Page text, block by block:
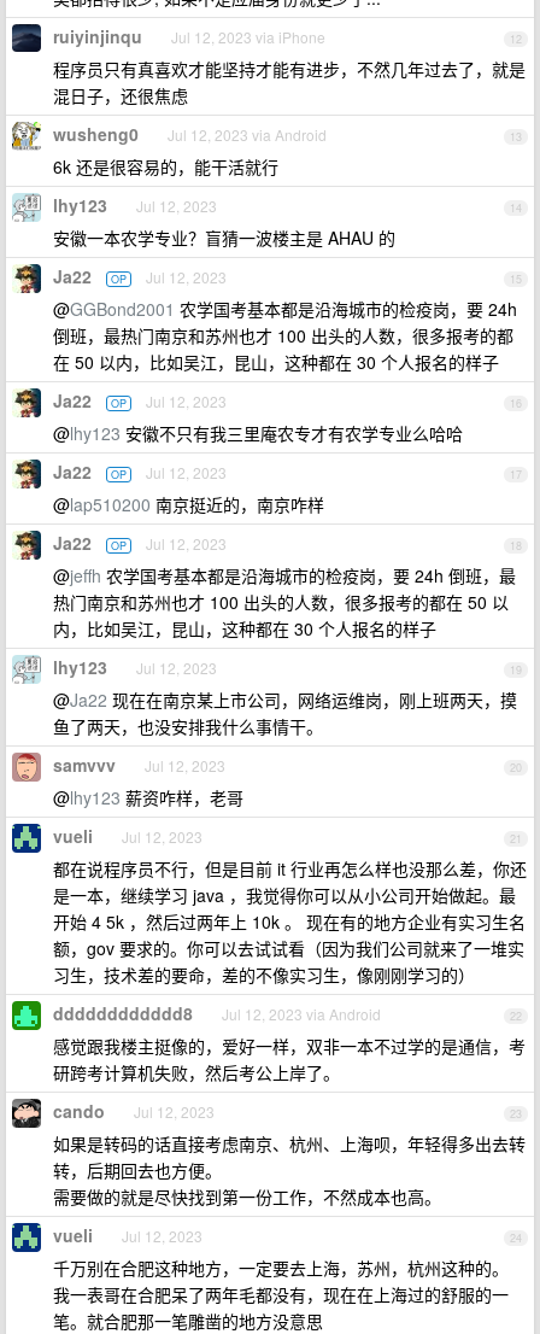
12
ruiyinjinqu Jul 12, 2023 via iPhone
程序员只有真喜欢才能坚持才能有进步，不然几年过去了，就是
混日子，还很焦虑
13
wusheng0 Jul 12, 2023 via Android
6k 还是很容易的，能干活就行
14
lhy123 Jul 12, 2023
安徽一本农学专业？盲猜一波楼主是 AHAU 的
15
Ja22 OP Jul 12, 2023
@GGBond2001 农学国考基本都是沿海城市的检疫岗，要 24h
倒班，最热门南京和苏州也才 100 出头的人数，很多报考的都
在 50 以内，比如吴江，昆山，这种都在 30 个人报名的样子
16
Ja22 OP Jul 12, 2023
@lhy123 安徽不只有我三里庵农专才有农学专业么哈哈
17
Ja22 OP Jul 12, 2023
@lap510200 南京挺近的，南京咋样
18
Ja22 OP Jul 12, 2023
@jeffh 农学国考基本都是沿海城市的检疫岗，要 24h 倒班，最
热门南京和苏州也才 100 出头的人数，很多报考的都在 50 以
内，比如吴江，昆山，这种都在 30 个人报名的样子
19
lhy123 Jul 12, 2023
@Ja22 现在在南京某上市公司，网络运维岗，刚上班两天，摸
鱼了两天，也没安排我什么事情干。
20
samvvv Jul 12, 2023
@lhy123 薪资咋样，老哥
21
vueli Jul 12, 2023
都在说程序员不行，但是目前 it 行业再怎么样也没那么差，你还
是一本，继续学习 java ，我觉得你可以从小公司开始做起。最
开始 4 5k ，然后过两年上 10k 。 现在有的地方企业有实习生名
额，gov 要求的。你可以去试试看（因为我们公司就来了一堆实
习生，技术差的要命，差的不像实习生，像刚刚学习的）
22
dddddddddddd8 Jul 12, 2023 via Android
感觉跟我楼主挺像的，爱好一样，双非一本不过学的是通信，考
研跨考计算机失败，然后考公上岸了。
23
cando Jul 12, 2023
如果是转码的话直接考虑南京、杭州、上海呗，年轻得多出去转
转，后期回去也方便。
需要做的就是尽快找到第一份工作，不然成本也高。
24
vueli Jul 12, 2023
千万别在合肥这种地方，一定要去上海，苏州，杭州这种的。
我一表哥在合肥呆了两年毛都没有，现在在上海过的舒服的一
笔。就合肥那一笔雕凿的地方没意思